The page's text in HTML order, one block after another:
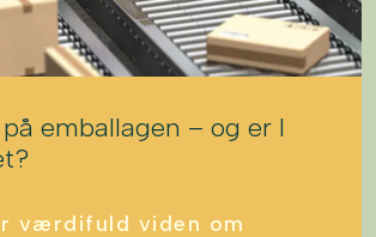
emballagen – og er I
værdifuld viden om